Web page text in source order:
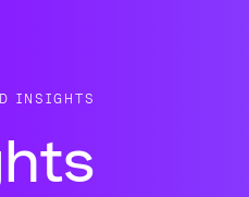
INSIGHTS